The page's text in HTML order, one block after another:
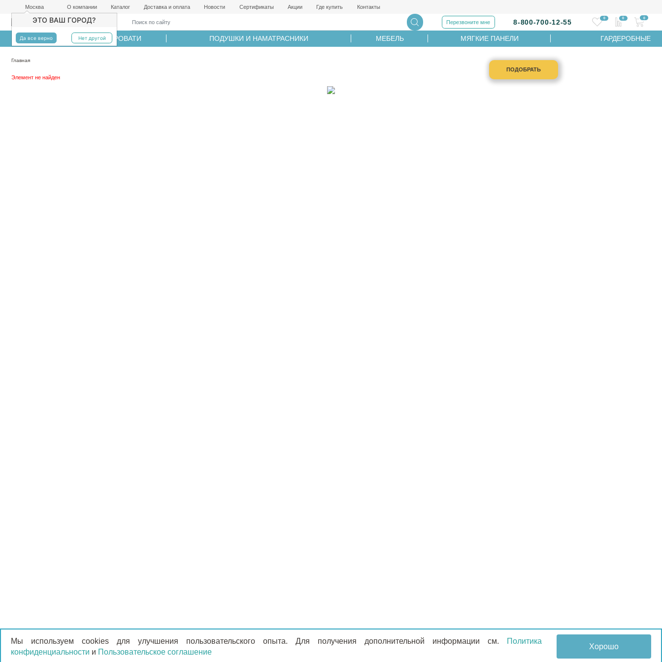
Москва
ЭТО ВАШ ГОРОД?
Да все верно Нет другой
О компании Каталог Доставка и оплата Новости Сертификаты Акции Где купить Контакты
Перезвоните мне 8-800-700-12-55
0 0 0
МАТРАСЫ КРОВАТИ ПОДУШКИ И НАМАТРАСНИКИ МЕБЕЛЬ МЯГКИЕ ПАНЕЛИ ГАРДЕРОБНЫЕ
Главная
Элемент не найден
ПОДОБРАТЬ
Мы используем cookies для улучшения пользовательского опыта. Для получения дополнительной информации см. Политика
конфиденциальности и Пользовательское соглашение
Хорошо